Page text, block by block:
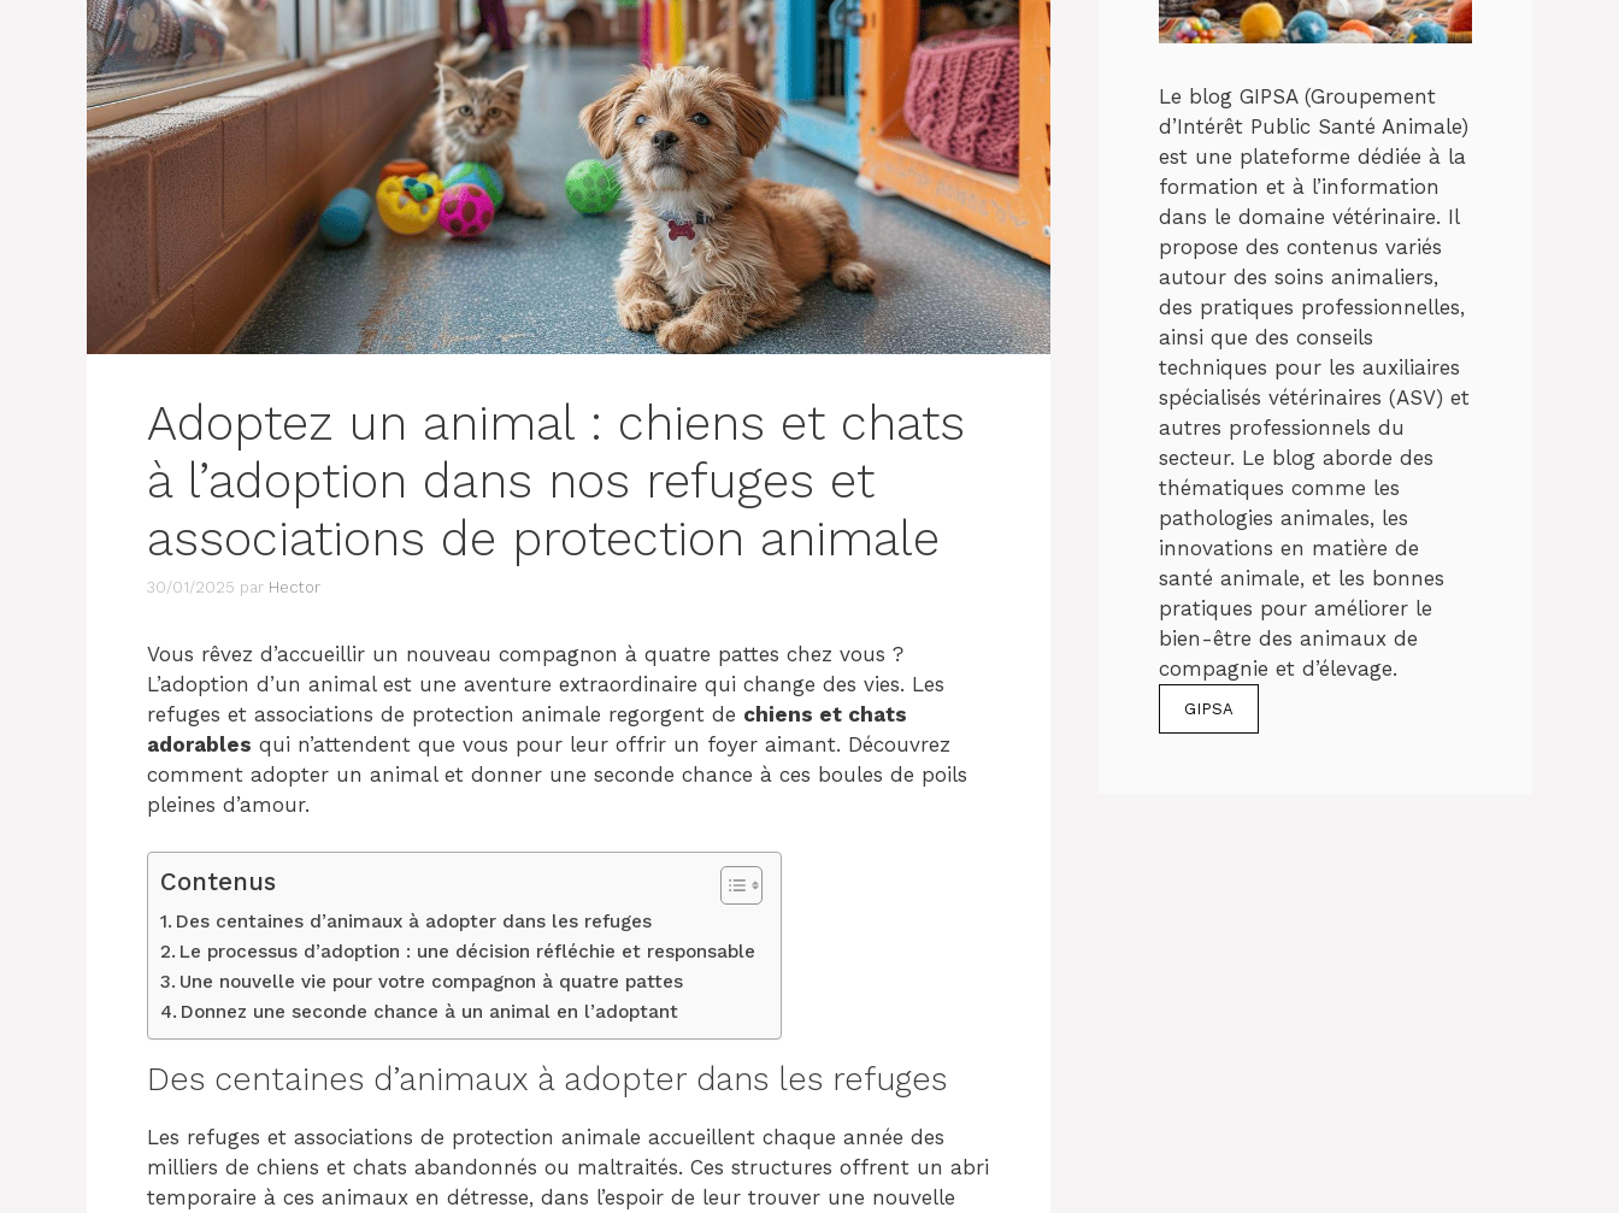
Adoptez un animal : chiens et chats
à l’adoption dans nos refuges et
associations de protection animale
30/01/2025 par Hector
Vous rêvez d’accueillir un nouveau compagnon à quatre pattes chez vous ?
L’adoption d’un animal est une aventure extraordinaire qui change des vies. Les
refuges et associations de protection animale regorgent de chiens et chats
adorables qui n’attendent que vous pour leur offrir un foyer aimant. Découvrez
comment adopter un animal et donner une seconde chance à ces boules de poils
pleines d’amour.
Contenus
Des centaines d’animaux à adopter dans les refuges
Le processus d’adoption : une décision réfléchie et responsable
Une nouvelle vie pour votre compagnon à quatre pattes
Donnez une seconde chance à un animal en l’adoptant
Des centaines d’animaux à adopter dans les refuges
Les refuges et associations de protection animale accueillent chaque année des
milliers de chiens et chats abandonnés ou maltraités. Ces structures offrent un abri
temporaire à ces animaux en détresse, dans l’espoir de leur trouver une nouvelle
Le blog GIPSA (Groupement
d’Intérêt Public Santé Animale)
est une plateforme dédiée à la
formation et à l’information
dans le domaine vétérinaire. Il
propose des contenus variés
autour des soins animaliers,
des pratiques professionnelles,
ainsi que des conseils
techniques pour les auxiliaires
spécialisés vétérinaires (ASV) et
autres professionnels du
secteur. Le blog aborde des
thématiques comme les
pathologies animales, les
innovations en matière de
santé animale, et les bonnes
pratiques pour améliorer le
bien-être des animaux de
compagnie et d’élevage.
GIPSA